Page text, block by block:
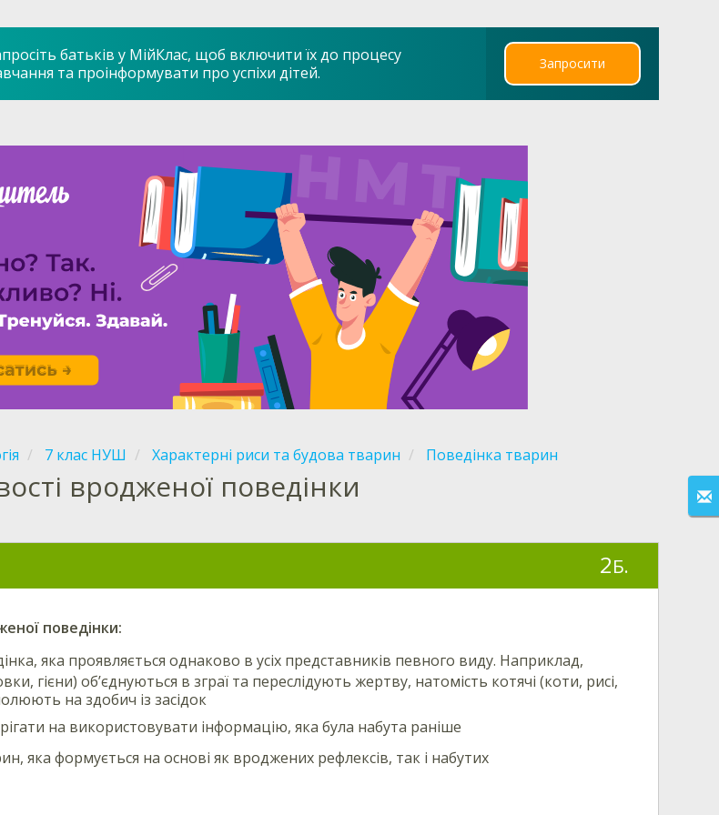
батьків у МійКлас, щоб включити їх до процесу
та проінформувати про успіхи дітей.
Запросити
7 клас НУШ Характерні риси та будова тварин Поведінка тварин
вродженої поведінки
2Б.
поведінки:
яка проявляється однаково в усіх представників певного виду. Наприклад,
гієни) об’єднуються в зграї та переслідують жертву, натомість котячі (коти, рисі,
на здобич із засідок
на використовувати інформацію, яка була набута раніше
яка формується на основі як вроджених рефлексів, так і набутих